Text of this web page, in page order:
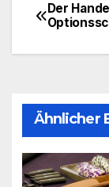
Der
Ähnlicher